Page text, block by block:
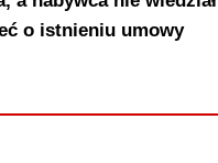
o istnieniu umowy